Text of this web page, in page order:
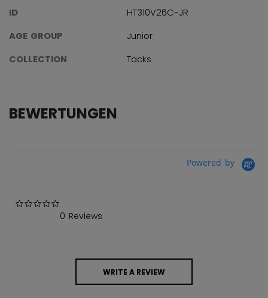
ID
HT310V26C-JR
AGE GROUP
Junior
COLLECTION
Tacks
BEWERTUNGEN
Powered by
0 Reviews
WRITE A REVIEW